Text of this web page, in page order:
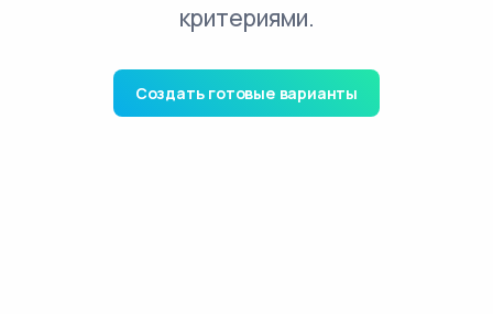
критериями.
Создать готовые варианты